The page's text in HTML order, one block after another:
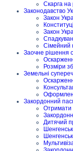
Скарга на
Законодавство
Закон
Закон
Сімейний
Заочне рішення
Розміри
Земельні
Закордонний
Отримати
Дитячий